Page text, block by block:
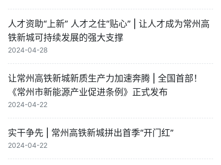
人才资助“上新” 人才之住“贴心” | 让人才成为常州高
铁新城可持续发展的强大支撑
2024-04-28
让常州高铁新城新质生产力加速奔腾 | 全国首部！
《常州市新能源产业促进条例》正式发布
2024-04-22
实干争先 | 常州高铁新城拼出首季“开门红”
2024-04-22